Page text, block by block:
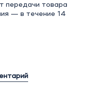
передачи товара
— в течение 14